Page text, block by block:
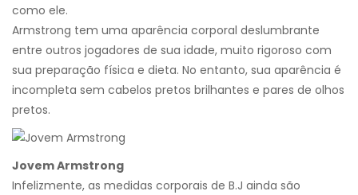
como ele.
Armstrong tem uma aparência corporal deslumbrante
entre outros jogadores de sua idade, muito rigoroso com
sua preparação física e dieta. No entanto, sua aparência é
incompleta sem cabelos pretos brilhantes e pares de olhos
pretos.
Jovem Armstrong
Infelizmente, as medidas corporais de B.J ainda são